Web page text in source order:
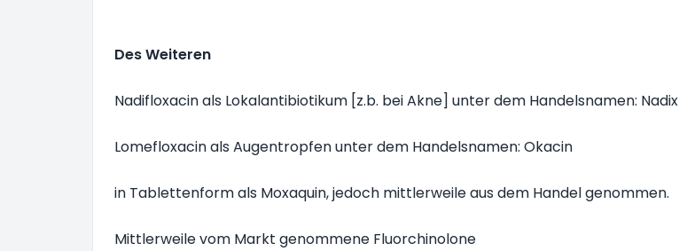
Des Weiteren
Nadifloxacin als Lokalantibiotikum [z.b. bei Akne] unter dem Handelsnamen: Nadix
Lomefloxacin als Augentropfen unter dem Handelsnamen: Okacin
in Tablettenform als Moxaquin, jedoch mittlerweile aus dem Handel genommen.
Mittlerweile vom Markt genommene Fluorchinolone